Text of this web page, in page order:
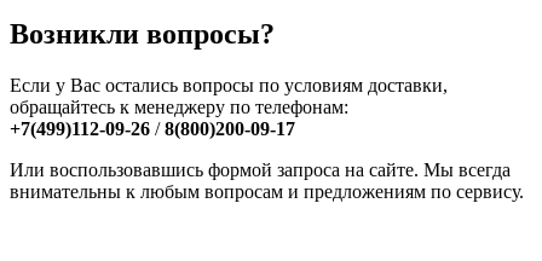
Возникли вопросы?
Если у Вас остались вопросы по условиям доставки,
обращайтесь к менеджеру по телефонам:
+7(499)112-09-26 /8(800)200-09-17
Или воспользовавшись формой запроса на сайте. Мы всегда
внимательны к любым вопросам и предложениям по сервису.